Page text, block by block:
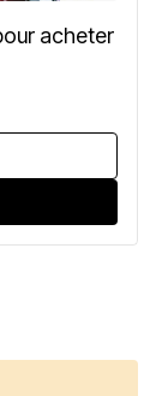
acheter